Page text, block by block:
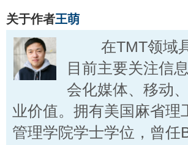
关于作者王萌
在TMT领域具
目前主要关注信
会化媒体、移动
业价值。拥有美国麻省
管理学院学士学位，曾